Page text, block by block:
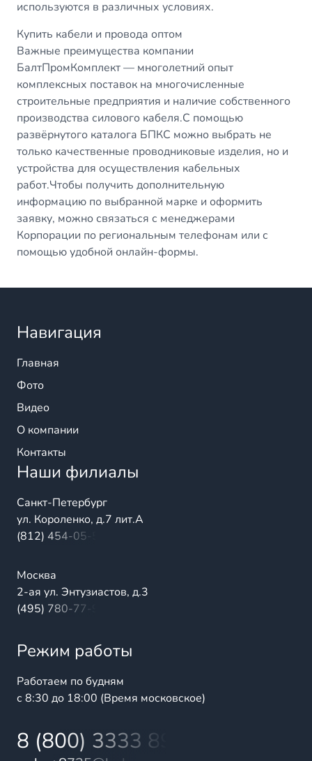
используются в различных условиях.
Купить кабели и провода оптом
Важные преимущества компании
БалтПромКомплект — многолетний опыт
комплексных поставок на многочисленные
строительные предприятия и наличие собственного
производства силового кабеля.С помощью
развёрнутого каталога БПКС можно выбрать не
только качественные проводниковые изделия, но и
устройства для осуществления кабельных
работ.Чтобы получить дополнительную
информацию по выбранной марке и оформить
заявку, можно связаться с менеджерами
Корпорации по региональным телефонам или с
помощью удобной онлайн-формы.
Навигация
Главная
Фото
Видео
О компании
Контакты
Наши филиалы
Санкт-Петербург
ул. Короленко, д.7 лит.А
(812) 454-05-54
Москва
2-ая ул. Энтузиастов, д.3
(495) 780-77-98
Режим работы
Работаем по будням
с 8:30 до 18:00 (Время московское)
8 (800) 3333 899